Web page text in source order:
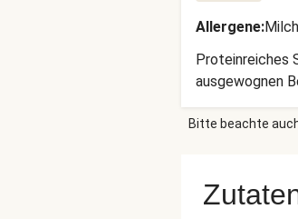
Allergene:
Proteinreiches
ausgewognen
Bitte beachte